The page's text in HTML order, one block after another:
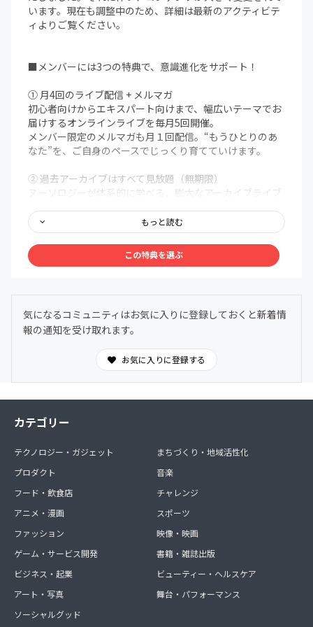
います。現在も調整中のため、詳細は最新のアクティビテ
ィよりご覧ください。
■メンバーには3つの特典で、意識進化をサポート！
① 月4回のライブ配信 + メルマガ
初心者向けからエキスパート向けまで、幅広いテーマでお
届けするオンラインライブを毎月5回開催。
メンバー限定のメルマガも月１回配信。“もうひとりのあ
なた”を、ご自身のペースでじっくり育てていけます。
② 過去アーカイブはすべて見放題（無期限）
ヌーソロジーが体系的に学べる、膨大なアーカイブライブ
も、どこでも、自分の好きなタイミングでアクセスできま
す。
③ メンバー限定Discordコミュニティ
わからないことは気軽に質問OK。日常的に気づきや学び
を共有できます。
もっと読む
この特典を選ぶ
気になるコミュニティはお気に入りに登録しておくと新着情
報の通知を受け取れます。
お気に入りに登録する
カテゴリー
テクノロジー・ガジェット
プロダクト
フード・飲食店
アニメ・漫画
ファッション
ゲーム・サービス開発
ビジネス・起業
アート・写真
ソーシャルグッド
まちづくり・地域活性化
音楽
チャレンジ
スポーツ
映像・映画
書籍・雑誌出版
ビューティー・ヘルスケア
舞台・パフォーマンス